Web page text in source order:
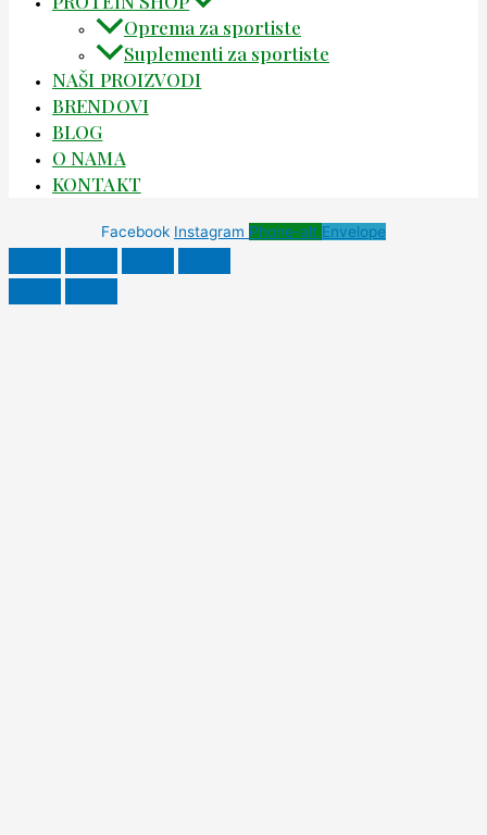
Oprema za sportiste
Suplementi za sportiste
NAŠI PROIZVODI
BRENDOVI
BLOG
O NAMA
KONTAKT
Facebook Instagram Phone-alt Envelope